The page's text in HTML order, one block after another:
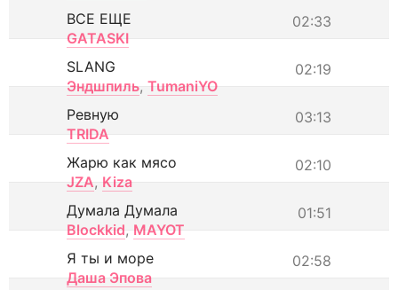
02:33
ВСЕ ЕЩЕ
GATASKI
02:19
SLANG
Эндшпиль, TumaniYO
03:13
Ревную
TRIDA
02:10
Жарю как мясо
JZA, Kiza
01:51
Думала Думала
Blockkid, MAYOT
02:58
Я ты и море
Даша Эпова